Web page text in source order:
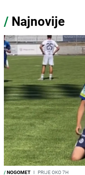
/ Najnovije
/NOGOMET I PRIJE OKO 7H